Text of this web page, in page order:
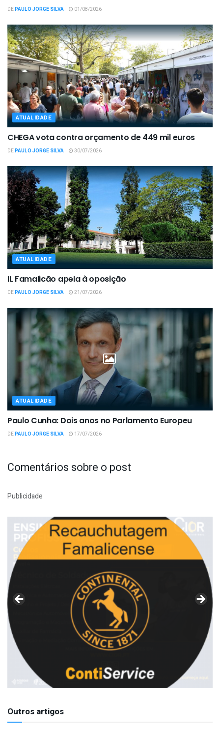
DEPAULO JORGE SILVA 01/08/2026
ATUALIDADE
CHEGA vota contra orçamento de 449 mil euros
DEPAULO JORGE SILVA 30/07/2026
ATUALIDADE
IL Famalicão apela à oposição
DEPAULO JORGE SILVA 21/07/2026
ATUALIDADE
Paulo Cunha: Dois anos no Parlamento Europeu
DEPAULO JORGE SILVA 17/07/2026
Comentários sobre o post
Publicidade
Outros artigos